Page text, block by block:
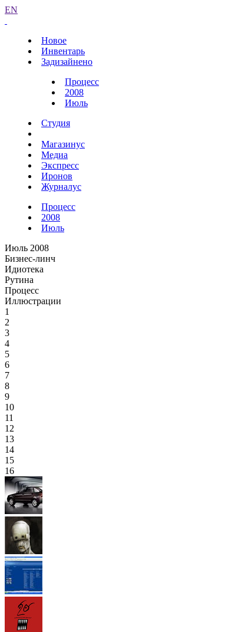
EN
Новое
Инвентарь
Задизайнено
Процесс
2008
Июль
Студия
Магазинус
Медиа
Экспресс
Иронов
Журналус
Процесс
2008
Июль
Июль 2008
Бизнес-линч
Идиотека
Рутина
Процесс
Иллюстрации
1
2
3
4
5
6
7
8
9
10
11
12
13
14
15
16